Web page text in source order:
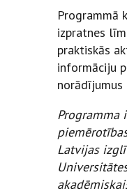
Programmā
izpratnes
praktiskās
informāciju
Programma
Latvijas